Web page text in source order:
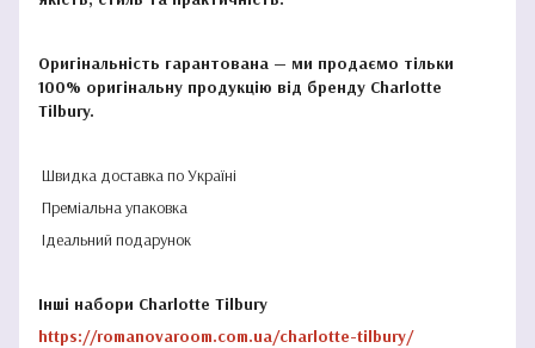
Оригінальність гарантована — ми продаємо тільки
100% оригінальну продукцію від бренду Charlotte
Tilbury.
Швидка доставка по Україні
Преміальна упаковка
Ідеальний подарунок
Інші набори Charlotte Tilbury
https://romanovaroom.com.ua/charlotte-tilbury/